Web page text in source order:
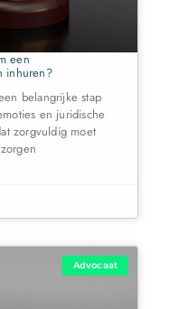
een
inhuren?
belangrijke stap
en juridische
zorgvuldig moet
Advocaat